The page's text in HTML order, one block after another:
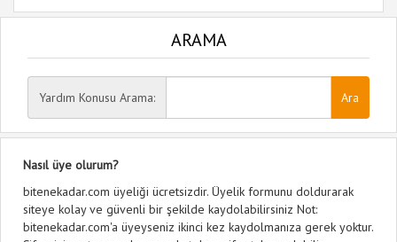
ARAMA
Yardım Konusu Arama:
Nasıl üye olurum?
bitenekadar.com üyeliği ücretsizdir. Üyelik formunu doldurarak
siteye kolay ve güvenli bir şekilde kaydolabilirsiniz Not:
bitenekadar.com'a üyeyseniz ikinci kez kaydolmanıza gerek yoktur.